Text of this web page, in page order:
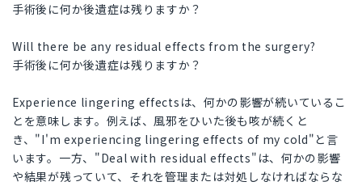
手術後に何か後遺症は残りますか？
Will there be any residual effects from the surgery?
手術後に何か後遺症は残りますか？
Experience lingering effectsは、何かの影響が続いているこ
とを意味します。例えば、風邪をひいた後も咳が続くと
き、"I'm experiencing lingering effects of my cold"と言
います。一方、"Deal with residual effects"は、何かの影響
や結果が残っていて、それを管理または対処しなければならな